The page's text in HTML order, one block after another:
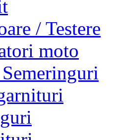
/ Testere
moto